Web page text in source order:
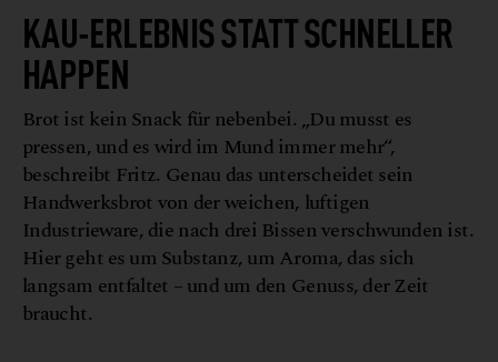
KAU-ERLEBNIS STATT SCHNELLER
HAPPEN
Brot ist kein Snack für nebenbei. „Du musst es
pressen, und es wird im Mund immer mehr“,
beschreibt Fritz. Genau das unterscheidet sein
Handwerksbrot von der weichen, luftigen
Industrieware, die nach drei Bissen verschwunden ist.
Hier geht es um Substanz, um Aroma, das sich
langsam entfaltet – und um den Genuss, der Zeit
braucht.